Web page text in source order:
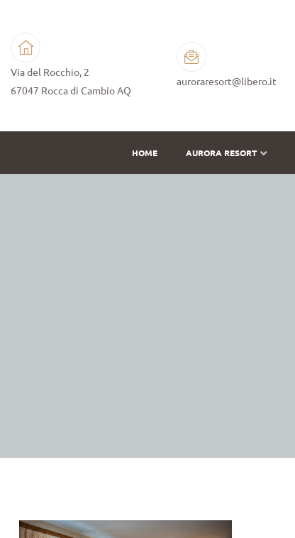
Via del Rocchio, 2
67047 Rocca di Cambio AQ
auroraresort@libero.it
HOME AURORA RESORT